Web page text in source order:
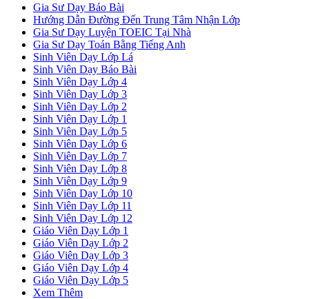
Gia Sư Dạy Báo Bài
Hướng Dẫn Đường Đến Trung Tâm Nhận Lớp
Gia Sư Dạy Luyện TOEIC Tại Nhà
Gia Sư Dạy Toán Bằng Tiếng Anh
Sinh Viên Dạy Lớp Lá
Sinh Viên Dạy Báo Bài
Sinh Viên Dạy Lớp 4
Sinh Viên Dạy Lớp 3
Sinh Viên Dạy Lớp 2
Sinh Viên Dạy Lớp 1
Sinh Viên Dạy Lớp 5
Sinh Viên Dạy Lớp 6
Sinh Viên Dạy Lớp 7
Sinh Viên Dạy Lớp 8
Sinh Viên Dạy Lớp 9
Sinh Viên Dạy Lớp 10
Sinh Viên Dạy Lớp 11
Sinh Viên Dạy Lớp 12
Giáo Viên Dạy Lớp 1
Giáo Viên Dạy Lớp 2
Giáo Viên Dạy Lớp 3
Giáo Viên Dạy Lớp 4
Giáo Viên Dạy Lớp 5
Xem Thêm